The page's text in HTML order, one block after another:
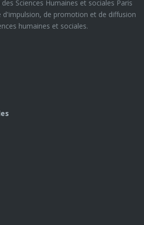
Sciences Humaines et sociales Paris
d'impulsion, de promotion et de diffusion
humaines et sociales.